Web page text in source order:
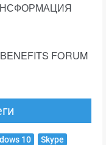
FORUM
10
Skype